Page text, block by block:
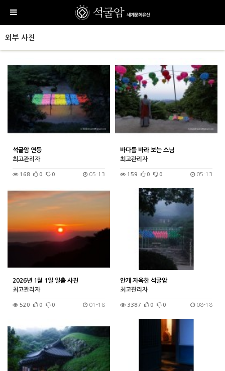
외부 사진
석굴암 연등
최고관리자
168 0 0 05-13
바다를 바라 보는 스님
최고관리자
159 0 0 05-13
2026년 1월 1일 일출 사진
최고관리자
520 0 0 01-18
안개 자욱한 석굴암
최고관리자
3387 0 0 08-18